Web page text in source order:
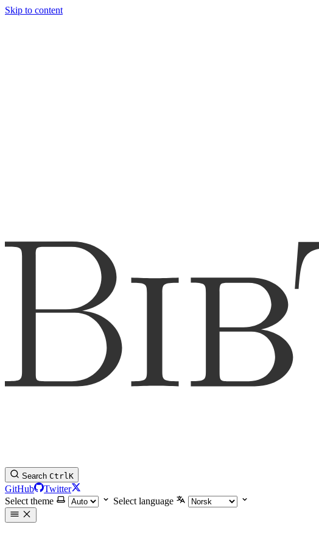
Skip to content
Search CtrlK
GitHub
Twitter
Select theme
Select language